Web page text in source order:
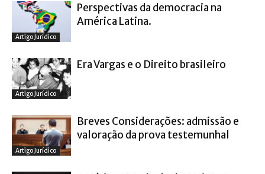
Artigo Jurídico
Perspectivas da democracia na
América Latina.
Artigo Jurídico
Era Vargas e o Direito brasileiro
Artigo Jurídico
Breves Considerações: admissão e
valoração da prova testemunhal